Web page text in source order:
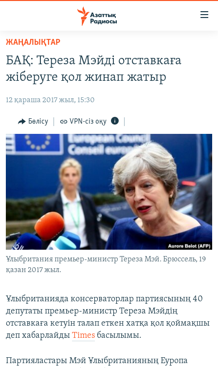
Skip
main
content
to
Navigation
Skip
to
САЯСАТ
AZATTYQTV
ҚАҢТАР ОҚИҒАСЫ
АДАМ ҚҰҚЫҚТАРЫ
ӘЛЕУМЕТ
ӘЛЕМ
АРНАЙЫ ЖОБАЛАР
Русский
ЖАЗЫЛЫҢЫЗ
Басқа тілдерде
ЖАҢАЛЫҚТАР
БАҚ: Тереза Мэйді отставкаға
жіберуге қол жинап жатыр
12 қараша 2017 жыл, 15:30
Бөлісу VPN-сіз оқу
Ұлыбритания премьер-министр Тереза Мэй. Брюссель, 19
қазан 2017 жыл.
Ұлыбританияда консерваторлар партиясының 40
депутаты премьер-министр Тереза Мэйдің
отставкаға кетуін талап еткен хатқа қол қоймақшы
деп хабарлайды Times басылымы.
Партияластары Мэй Ұлыбританияның Еуропа